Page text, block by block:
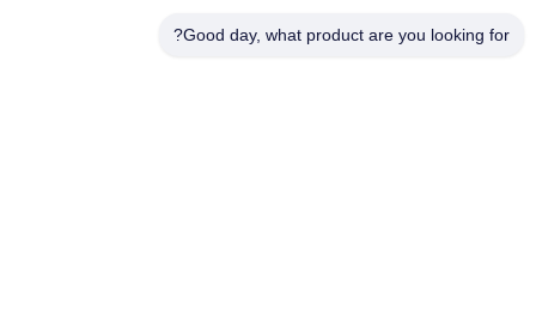
Good day, what product are you looking